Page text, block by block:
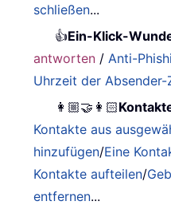
schließen...
👍Ein-Klick-
antworten / Anti-
Uhrzeit der
👩🏼‍🤝‍👩🏻
Kontakte aus
hinzufügen/Eine
Kontakte aufteilen/
entfernen...